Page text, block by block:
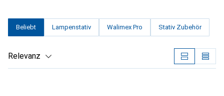
Beliebt Lampenstativ Walimex Pro Stativ Zubehör
Relevanz